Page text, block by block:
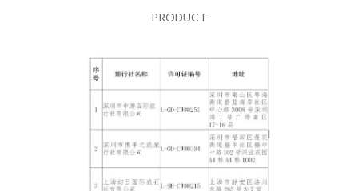
PRODUCT